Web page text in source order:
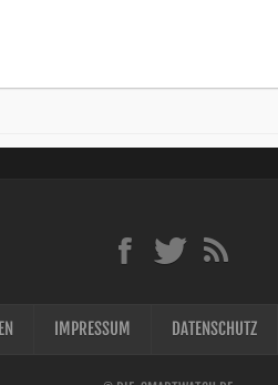
IMPRESSUM DATENSCHUTZ